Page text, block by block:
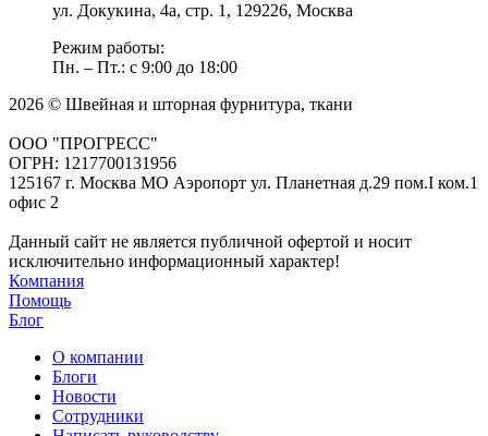
ул. Докукина, 4а, стр. 1, 129226, Москва
Режим работы:
Пн. – Пт.: с 9:00 до 18:00
2026 © Швейная и шторная фурнитура, ткани
ООО "ПРОГРЕСС"
ОГРН: 1217700131956
125167 г. Москва МО Аэропорт ул. Планетная д.29 пом.I ком.1
офис 2
Данный сайт не является публичной офертой и носит
исключительно информационный характер!
Компания
Помощь
Блог
О компании
Блоги
Новости
Сотрудники